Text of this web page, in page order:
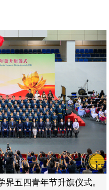
五四青年节升旗仪式。